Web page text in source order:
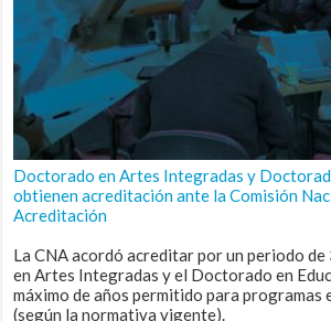
Doctorado en Artes Integradas y
obtienen acreditación ante la Comisión
Acreditación
La CNA acordó acreditar por un periodo
en Artes Integradas y el Doctorado en
máximo de años permitido para programas
(según la normativa vigente).